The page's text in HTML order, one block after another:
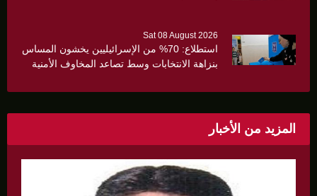
Sat 08 August 2026
استطلاع: 70% من الإسرائيليين يخشون المساس
بنزاهة الانتخابات وسط تصاعد المخاوف الأمنية
المزيد من الأخبار